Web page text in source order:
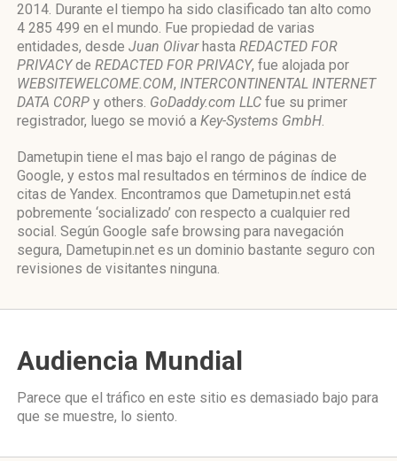
2014. Durante el tiempo ha sido clasificado tan alto como
4 285 499 en el mundo. Fue propiedad de varias
entidades, desde Juan Olivarhasta REDACTED FOR
PRIVACYde REDACTED FOR PRIVACY, fue alojada por
WEBSITEWELCOME.COM, INTERCONTINENTAL INTERNET
DATA CORP y others. GoDaddy.com LLC fue su primer
registrador, luego se movió a Key-Systems GmbH.
Dametupin tiene el mas bajo el rango de páginas de
Google, y estos mal resultados en términos de índice de
citas de Yandex. Encontramos que Dametupin.net está
pobremente ‘socializado’ con respecto a cualquier red
social. Según Google safe browsing para navegación
segura, Dametupin.net es un dominio bastante seguro con
revisiones de visitantes ninguna.
Audiencia Mundial
Parece que el tráfico en este sitio es demasiado bajo para
que se muestre, lo siento.